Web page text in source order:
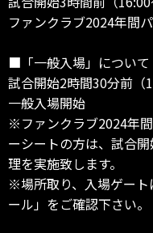
ファンクラブ2024年間
■「一般入場」について
試合開始2時間30分前（
一般入場開始
※ファンクラブ2024年
ーシートの方は、試合
理を実施致します。
※場所取り、入場ゲー
ール」をご確認下さい。